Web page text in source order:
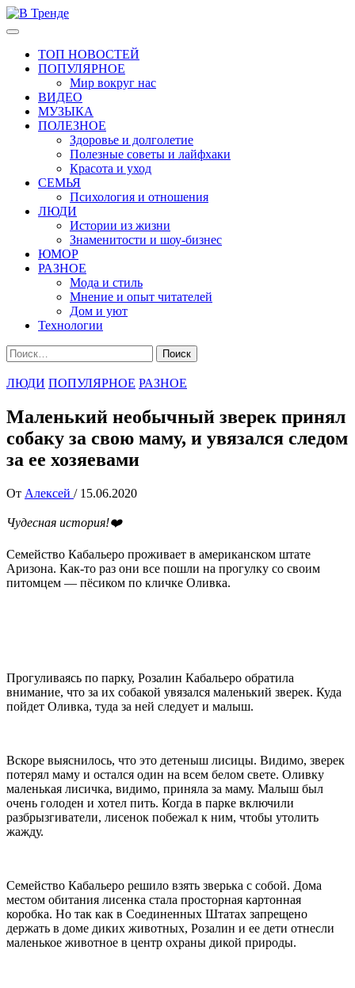
Перейти
к
Основное
ТОП НОВОСТЕЙ
ПОПУЛЯРНОЕ
Мир вокруг нас
ВИДЕО
МУЗЫКА
ПОЛЕЗНОЕ
Здоровье и долголетие
Полезные советы и лайфхаки
Красота и уход
СЕМЬЯ
Психология и отношения
ЛЮДИ
Истории из жизни
Знаменитости и шоу-бизнес
ЮМОР
РАЗНОЕ
Мода и стиль
Мнение и опыт читателей
Дом и уют
Технологии
Найти:
ЛЮДИ ПОПУЛЯРНОЕ РАЗНОЕ
Маленький необычный зверек принял
собаку за свою маму, и увязался следом
за ее хозяевами
От Алексей / 15.06.2020
Чудесная история!❤️
Семейство Кабальеро проживает в американском штате
Аризона. Как-то раз они все пошли на прогулку со своим
питомцем — пёсиком по кличке Оливка.
Прогуливаясь по парку, Розалин Кабальеро обратила
внимание, что за их собакой увязался маленький зверек. Куда
пойдет Оливка, туда за ней следует и малыш.
Вскоре выяснилось, что это детеныш лисицы. Видимо, зверек
потерял маму и остался один на всем белом свете. Оливку
маленькая лисичка, видимо, приняла за маму. Малыш был
очень голоден и хотел пить. Когда в парке включили
разбрызгиватели, лисенок побежал к ним, чтобы утолить
жажду.
Семейство Кабальеро решило взять зверька с собой. Дома
местом обитания лисенка стала просторная картонная
коробка. Но так как в Соединенных Штатах запрещено
держать в доме диких животных, Розалин и ее дети отнесли
маленькое животное в центр охраны дикой природы.